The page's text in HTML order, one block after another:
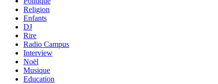
Religion
Enfants
DJ
Rire
Radio Campus
Interview
Noël
Musique
Education